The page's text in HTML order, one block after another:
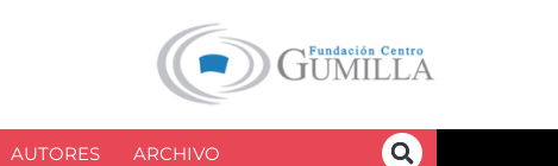
AUTORES ARCHIVO